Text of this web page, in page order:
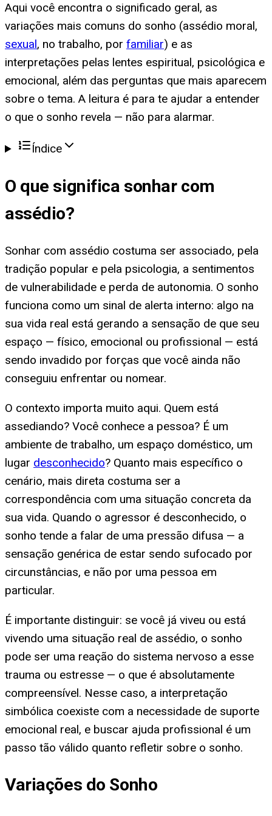
Aqui você encontra o significado geral, as
variações mais comuns do sonho (assédio moral,
sexual, no trabalho, por familiar) e as
interpretações pelas lentes espiritual, psicológica e
emocional, além das perguntas que mais aparecem
sobre o tema. A leitura é para te ajudar a entender
o que o sonho revela — não para alarmar.
Índice
O que significa sonhar com
assédio?
Sonhar com assédio costuma ser associado, pela
tradição popular e pela psicologia, a sentimentos
de vulnerabilidade e perda de autonomia. O sonho
funciona como um sinal de alerta interno: algo na
sua vida real está gerando a sensação de que seu
espaço — físico, emocional ou profissional — está
sendo invadido por forças que você ainda não
conseguiu enfrentar ou nomear.
O contexto importa muito aqui. Quem está
assediando? Você conhece a pessoa? É um
ambiente de trabalho, um espaço doméstico, um
lugar desconhecido? Quanto mais específico o
cenário, mais direta costuma ser a
correspondência com uma situação concreta da
sua vida. Quando o agressor é desconhecido, o
sonho tende a falar de uma pressão difusa — a
sensação genérica de estar sendo sufocado por
circunstâncias, e não por uma pessoa em
particular.
É importante distinguir: se você já viveu ou está
vivendo uma situação real de assédio, o sonho
pode ser uma reação do sistema nervoso a esse
trauma ou estresse — o que é absolutamente
compreensível. Nesse caso, a interpretação
simbólica coexiste com a necessidade de suporte
emocional real, e buscar ajuda profissional é um
passo tão válido quanto refletir sobre o sonho.
Variações do Sonho